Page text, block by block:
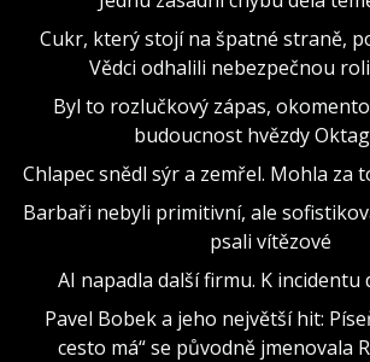
Cukr, který stojí na špatné straně,
Vědci odhalili nebezpečnou
Byl to rozlučkový zápas,
budoucnost hvězdy
Chlapec snědl sýr a zemřel. Mohla za
Barbaři nebyli primitivní, ale
psali vítězové
AI napadla další firmu. K incidentu
Pavel Bobek a jeho největší hit:
cesto má“ se původně jmenovala